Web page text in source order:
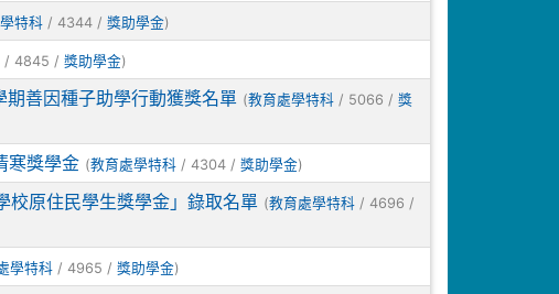
特科 / 4344 /獎助學金)
/ 4845 / 獎助學金)
善因種子助學行動獲獎名單 (教育處學特科 / 5066 / 獎
寒獎學金 (教育處學特科 / 4304 / 獎助學金)
校原住民學生獎學金」錄取名單 (教育處學特科 / 4696 /
學特科 / 4965 / 獎助學金)